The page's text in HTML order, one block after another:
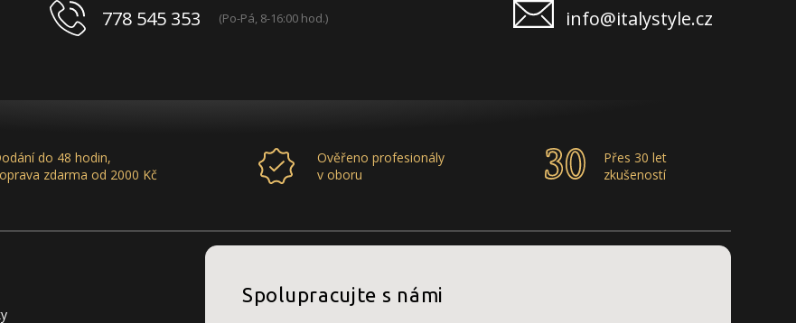
778 545 353 (Po-Pá, 8-16:00 hod.) info@italystyle.cz
do 48 hodin,
zdarma od 2000 Kč
Ověřeno profesionály
v oboru
Přes 30 let
zkušeností
Spolupracujte s námi